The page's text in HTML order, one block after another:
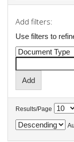
Add filters:
Use filters to
Results/Page